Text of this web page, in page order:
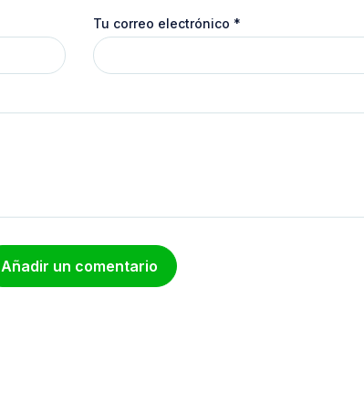
Tu correo electrónico *
Añadir un comentario